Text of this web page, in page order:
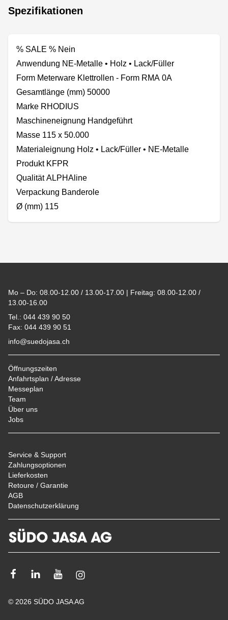
Spezifikationen
% SALE % Nein
Anwendung NE-Metalle • Holz • Lack/Füller
Form Meterware Klettrollen - Form RMA 0A
Gesamtlänge (mm) 50000
Marke RHODIUS
Maschineneignung Handgeführt
Masse 115 x 50.000
Materialeignung Holz • Lack/Füller • NE-Metalle
Produkt KFPR
Qualität ALPHAline
Verpackung Banderole
Ø (mm) 115
Mo – Do: 08.00-12.00 / 13.00-17.00 | Freitag: 08.00-12.00 /
13.00-16.00
Tel.: 044 439 90 50
Fax: 044 439 90 51
info@suedojasa.ch
Öffnungszeiten
Anfahrtsplan / Adresse
Messeplan
Team
Über uns
Jobs
Service & Support
Zahlungsoptionen
Lieferkosten
Retoure / Garantie
AGB
Datenschutzerklärung
FacebookLinkedinYoutubeInstagram
© 2026 SÜDO JASA AG